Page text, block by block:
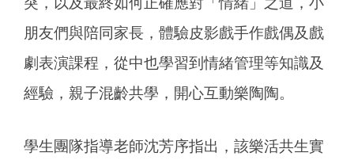
朋友們與陪同家長，體驗皮影戲手作戲偶及戲
劇表演課程，從中也學習到情緒管理等知識及
經驗，親子混齡共學，開心互動樂陶陶。
學生團隊指導老師沈芳序指出，該樂活共生實